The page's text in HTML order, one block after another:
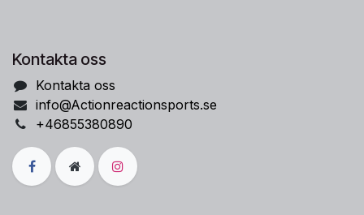
Kontakta oss
Kontakta oss
info@Actionreactionsports.se
+46855380890